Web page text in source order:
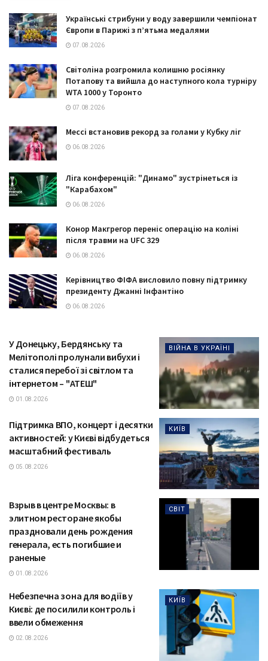
Українські стрибуни у воду завершили чемпіонат
Європи в Парижі з п’ятьма медалями
07.08.2026
Світоліна розгромила колишню росіянку
Потапову та вийшла до наступного кола турніру
WTA 1000 у Торонто
07.08.2026
Мессі встановив рекорд за голами у Кубку ліг
06.08.2026
Ліга конференцій: "Динамо" зустрінеться із
"Карабахом"
06.08.2026
Конор Макгрегор переніс операцію на коліні
після травми на UFC 329
06.08.2026
Керівництво ФІФА висловило повну підтримку
президенту Джанні Інфантіно
06.08.2026
ВІЙНА В УКРАЇНІ
У Донецьку, Бердянську та
Мелітополі пролунали вибухи і
сталися перебої зі світлом та
інтернетом – "АТЕШ"
01.08.2026
КИЇВ
Підтримка ВПО, концерт і десятки
активностей: у Києві відбудеться
масштабний фестиваль
05.08.2026
СВІТ
Взрыв в центре Москвы: в
элитном ресторане якобы
праздновали день рождения
генерала, есть погибшие и
раненые
01.08.2026
КИЇВ
Небезпечна зона для водіїв у
Києві: де посилили контроль і
ввели обмеження
02.08.2026